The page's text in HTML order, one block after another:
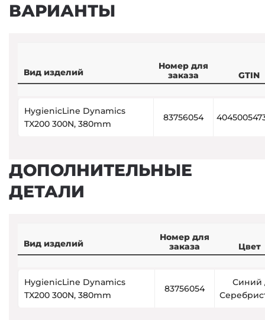
ВАРИАНТЫ
Вид изделий
Номер для
заказа
GTIN
HygienicLine Dynamics
TX200 300N, 380mm
83756054
ДОПОЛНИТЕЛЬНЫЕ
ДЕТАЛИ
Вид изделий
Номер для
заказа
Цвет
HygienicLine Dynamics
TX200 300N, 380mm
83756054
Синий